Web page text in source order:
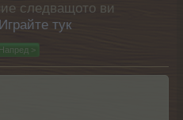
следващото ви
Играйте тук
Напред >